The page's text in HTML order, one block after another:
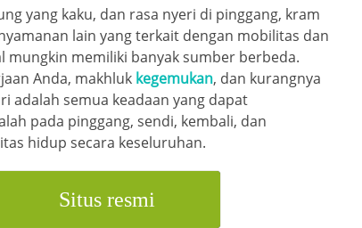
yang kaku, dan rasa nyeri di pinggang, kram
lain yang terkait dengan mobilitas dan
mungkin memiliki banyak sumber berbeda.
Anda, makhluk kegemukan, dan kurangnya
adalah semua keadaan yang dapat
pada pinggang, sendi, kembali, dan
hidup secara keseluruhan.
Situs resmi